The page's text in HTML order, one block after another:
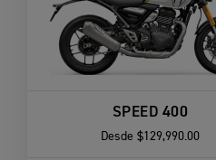
SPEED 400
Desde $129,990.00